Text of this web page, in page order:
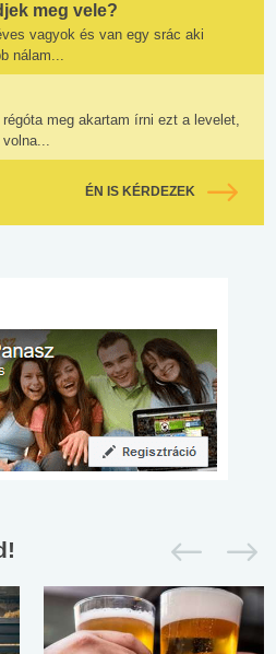
meg vele?
vagyok és van egy srác aki
nálam...
meg akartam írni ezt a levelet,
ÉN IS KÉRDEZEK